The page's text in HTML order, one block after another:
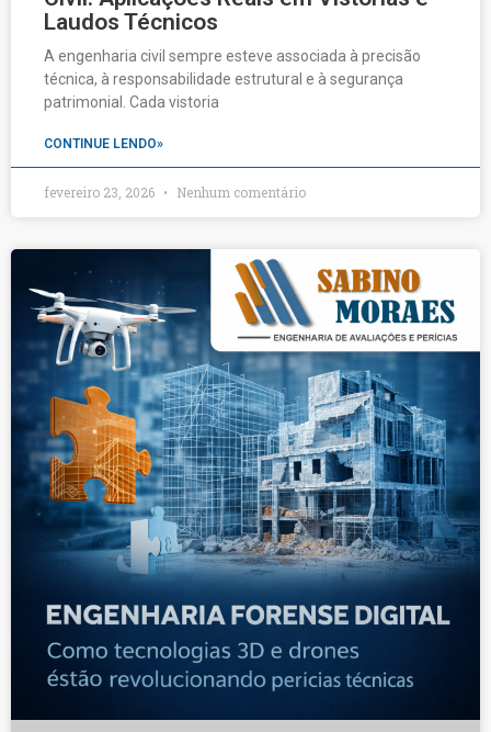
Laudos Técnicos
A engenharia civil sempre esteve associada à precisão
técnica, à responsabilidade estrutural e à segurança
patrimonial. Cada vistoria
CONTINUE LENDO»
fevereiro 23, 2026 Nenhum comentário